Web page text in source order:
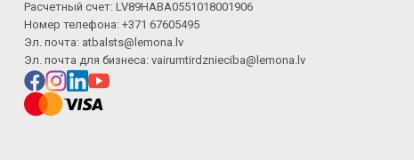
Расчетный счет: LV89HABA0551018001906
Номер телефона: +371 67605495
Эл. почта: atbalsts@lemona.lv
Эл. почта для бизнеса: vairumtirdznieciba@lemona.lv